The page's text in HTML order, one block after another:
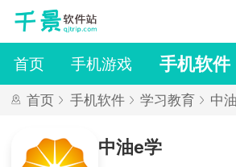
首页 手机游戏 手机软件
首页 手机软件 学习教育 中
中油e学